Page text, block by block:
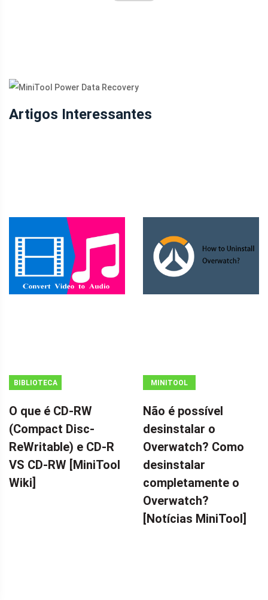
Artigos Interessantes
BIBLIOTECA
WIKI
O que é CD-RW
(Compact Disc-
ReWritable) e CD-R
VS CD-RW [MiniTool
Wiki]
MINITOOL
Não é possível
desinstalar o
Overwatch? Como
desinstalar
completamente o
Overwatch?
[Notícias MiniTool]